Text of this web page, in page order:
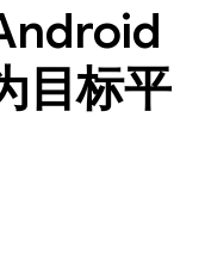
目标平